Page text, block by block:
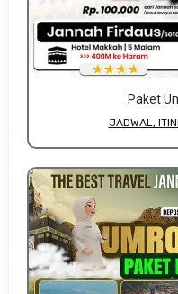
Paket
JADWAL,